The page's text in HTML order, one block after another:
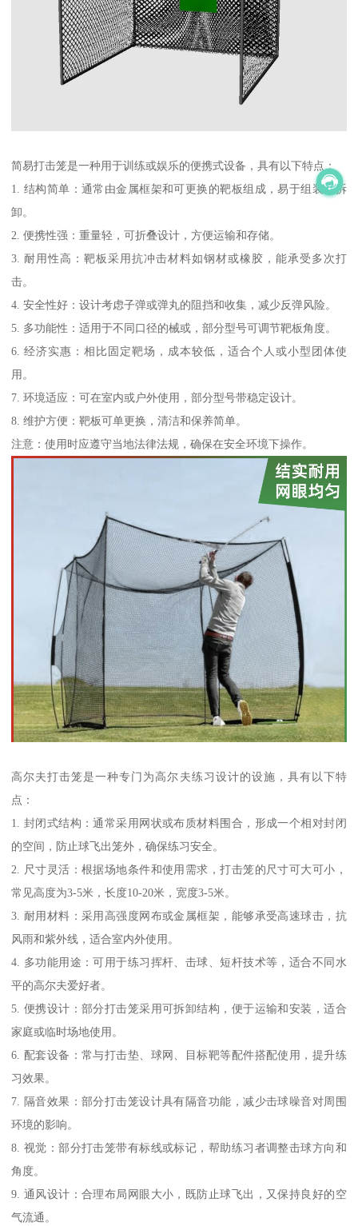
简易打击笼是一种用于训练或娱乐的便携式设备，具有以下特点：
1. 结构简单：通常由金属框架和可更换的靶板组成，易于组装和拆
卸。
2. 便携性强：重量轻，可折叠设计，方便运输和存储。
3. 耐用性高：靶板采用抗冲击材料如钢材或橡胶，能承受多次打
击。
4. 安全性好：设计考虑子弹或弹丸的阻挡和收集，减少反弹风险。
5. 多功能性：适用于不同口径的械或，部分型号可调节靶板角度。
6. 经济实惠：相比固定靶场，成本较低，适合个人或小型团体使
用。
7. 环境适应：可在室内或户外使用，部分型号带稳定设计。
8. 维护方便：靶板可单更换，清洁和保养简单。
注意：使用时应遵守当地法律法规，确保在安全环境下操作。
高尔夫打击笼是一种专门为高尔夫练习设计的设施，具有以下特
点：
1. 封闭式结构：通常采用网状或布质材料围合，形成一个相对封闭
的空间，防止球飞出笼外，确保练习安全。
2. 尺寸灵活：根据场地条件和使用需求，打击笼的尺寸可大可小，
常见高度为3-5米，长度10-20米，宽度3-5米。
3. 耐用材料：采用高强度网布或金属框架，能够承受高速球击，抗
风雨和紫外线，适合室内外使用。
4. 多功能用途：可用于练习挥杆、击球、短杆技术等，适合不同水
平的高尔夫爱好者。
5. 便携设计：部分打击笼采用可拆卸结构，便于运输和安装，适合
家庭或临时场地使用。
6. 配套设备：常与打击垫、球网、目标靶等配件搭配使用，提升练
习效果。
7. 隔音效果：部分打击笼设计具有隔音功能，减少击球噪音对周围
环境的影响。
8. 视觉：部分打击笼带有标线或标记，帮助练习者调整击球方向和
角度。
9. 通风设计：合理布局网眼大小，既防止球飞出，又保持良好的空
气流通。